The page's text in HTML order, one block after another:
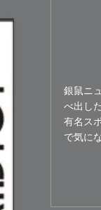
銀鼠ニ
べ出し
有名ス
で気に